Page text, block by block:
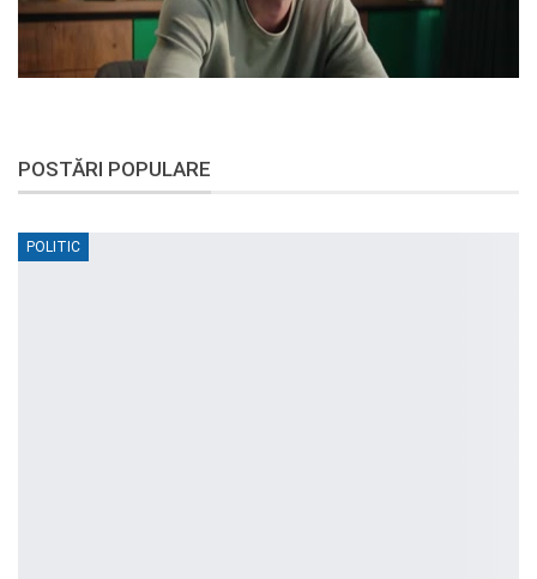
POSTĂRI POPULARE
POLITIC